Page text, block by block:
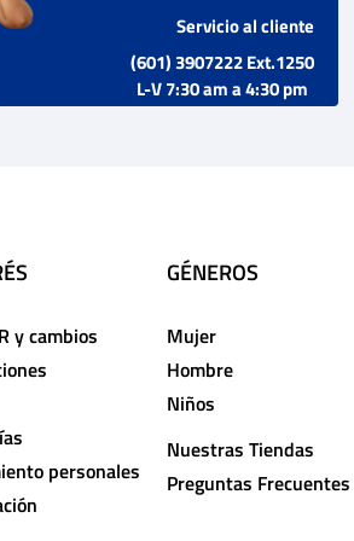
Servicio al cliente
(601) 3907222 Ext.1250
L-V 7:30 am a 4:30 pm
y cambios
personales
GÉNEROS
Mujer
Hombre
Niños
Nuestras Tiendas
Preguntas Frecuentes